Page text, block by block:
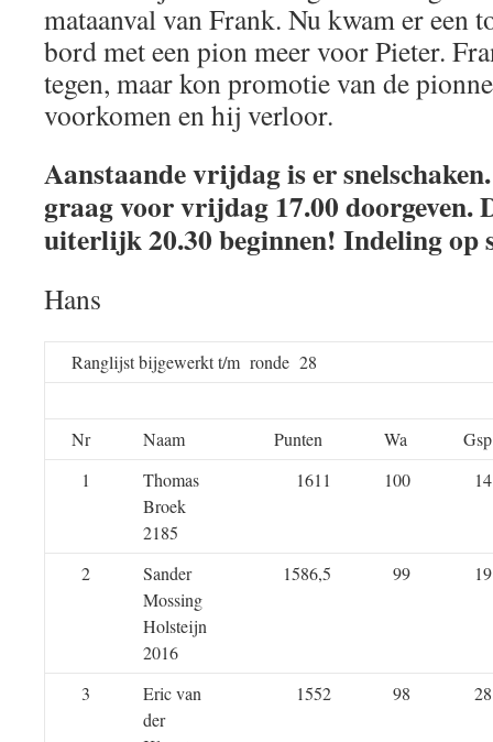
mataanval van Frank. Nu kwam er een
bord met een pion meer voor Pieter.
tegen, maar kon promotie van de
voorkomen en hij verloor.
Aanstaande vrijdag is er
graag voor vrijdag 17.00 doorgeven.
uiterlijk 20.30 beginnen! Indeling op
Hans
Ranglijst bijgewerkt t/m ronde 28
Nr Naam Punten Wa
Gsp
1
Thomas
Broek
2185
1611 100 14
2
Sander
Mossing
Holsteijn
2016
1586,5 99 19
3
Eric van
der
1552 98 28